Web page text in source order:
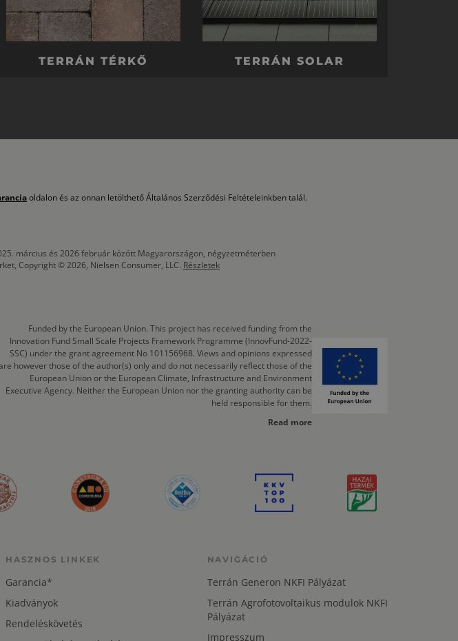
TERRÁN TÉRKŐ TERRÁN SOLAR
oldalon és az onnan letölthető Általános Szerződési Feltételeinkben talál.
március és 2026 február között Magyarországon, négyzetméterben
Copyright © 2026, Nielsen Consumer, LLC. Részletek
Funded by the European Union. This project has received funding from the
Innovation Fund Small Scale Projects Framework Programme (InnovFund-2022-
SSC) under the grant agreement No 101156968. Views and opinions expressed
however those of the author(s) only and do not necessarily reflect those of the
European Union or the European Climate, Infrastructure and Environment
Executive Agency. Neither the European Union nor the granting authority can be
held responsible for them.
Read more
HASZNOS LINKEK
Garancia*
Kiadványok
Rendeléskövetés
NAVIGÁCIÓ
Terrán Generon NKFI Pályázat
Terrán Agrofotovoltaikus modulok NKFI
Pályázat
Impresszum